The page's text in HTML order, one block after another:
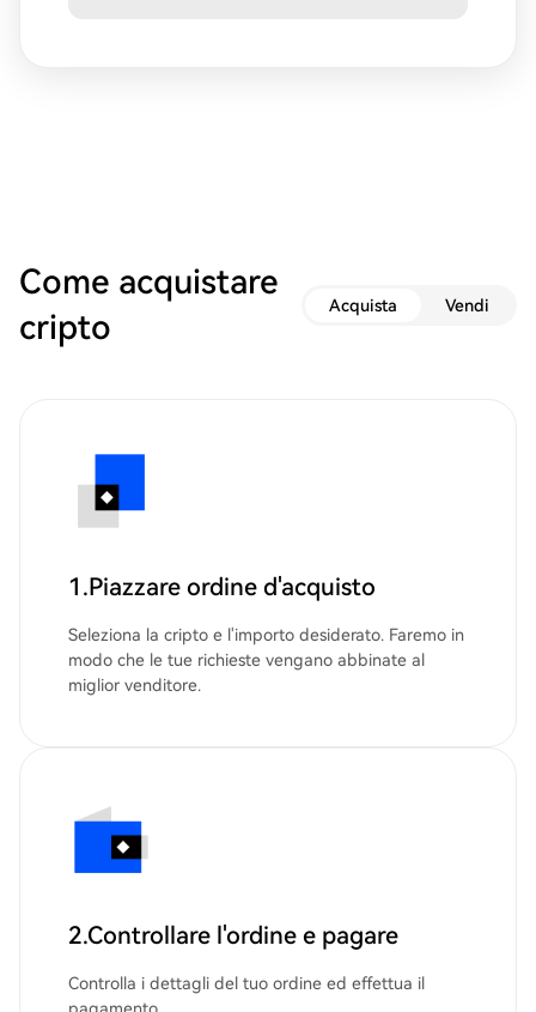
Come acquistare
cripto
Acquista Vendi
1.Piazzare ordine d'acquisto
Seleziona la cripto e l'importo desiderato. Faremo in
modo che le tue richieste vengano abbinate al
miglior venditore.
2.Controllare l'ordine e pagare
Controlla i dettagli del tuo ordine ed effettua il